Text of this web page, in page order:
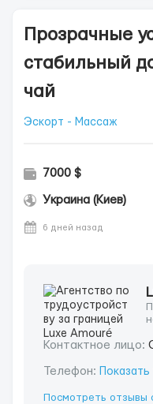
Прозрачные
стабильный
чай
Эскорт - Массаж
7000 $
Украина (Киев)
6 дней назад
Контактное лицо:
Телефон:
Посмотреть